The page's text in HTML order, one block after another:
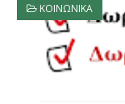
ΚΟΙΝΩΝΙΚΑ